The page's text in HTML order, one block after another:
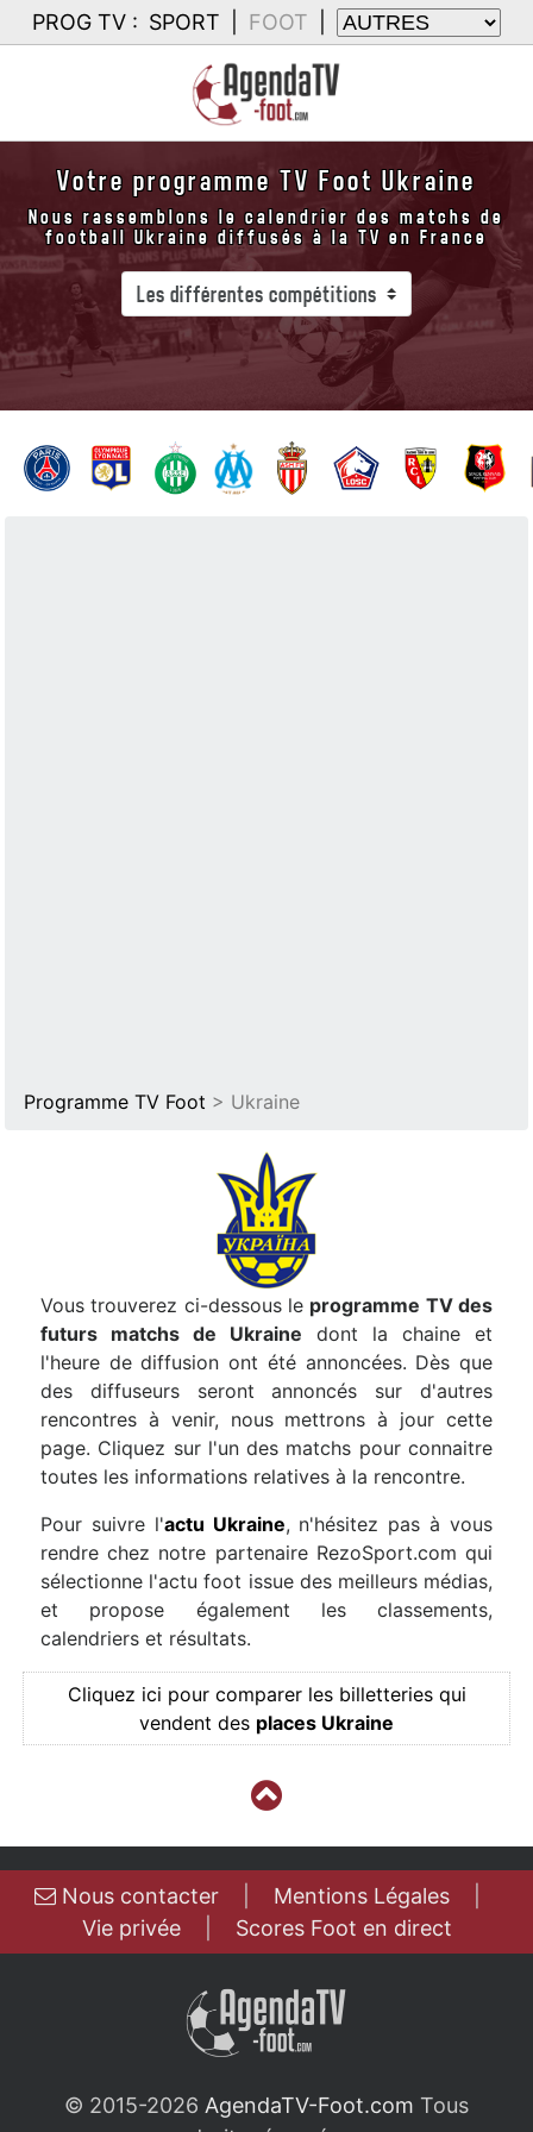
PROG TV : SPORT FOOT
Votre programme TV Foot Ukraine
Nous rassemblons le calendrier des matchs de
football Ukraine diffusés à la TV en France
Programme TV Foot > Ukraine
Vous trouverez ci-dessous le programme TV des
futurs matchs de Ukraine dont la chaine et
l'heure de diffusion ont été annoncées. Dès que
des diffuseurs seront annoncés sur d'autres
rencontres à venir, nous mettrons à jour cette
page. Cliquez sur l'un des matchs pour connaitre
toutes les informations relatives à la rencontre.
Pour suivre l'actu Ukraine, n'hésitez pas à vous
rendre chez notre partenaire RezoSport.com qui
sélectionne l'actu foot issue des meilleurs médias,
et propose également les classements,
calendriers et résultats.
Cliquez ici pour comparer les billetteries qui
vendent des places Ukraine
Nous contacter Mentions Légales
Vie privée| Scores Foot en direct
© 2015-2026 AgendaTV-Foot.com Tous